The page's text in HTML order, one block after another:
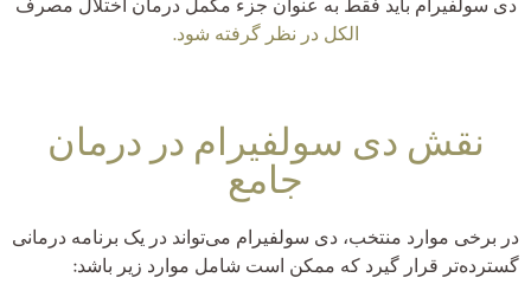
الکل در نظر گرفته شود.
نقش دی سولفیرام در درمان
جامع
در برخی موارد منتخب، دی سولفیرام می‌تواند در یک برنامه درمانی
گسترده‌تر قرار گیرد که ممکن است شامل موارد زیر باشد: